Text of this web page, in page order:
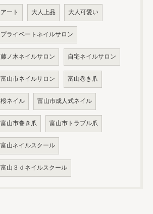
アート 大人上品 大人可愛い
プライベートネイルサロン
藤ノ木ネイルサロン 自宅ネイルサロン
富山市ネイルサロン 富山巻き爪
桜ネイル 富山市成人式ネイル
富山市巻き爪 富山市トラブル爪
富山ネイルスクール
富山３ｄネイルスクール